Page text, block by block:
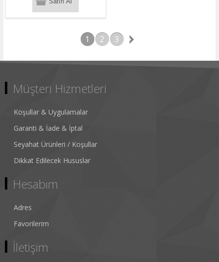
1 2 3
Müşteri Hizmetleri
Koşullar & Uygulamalar
Garanti & İade & İptal
Seyahat Ürünleri / Koşullar
Dikkat Edilecek Hususlar
Hesabım
Adres
Favorilerim
İletişim